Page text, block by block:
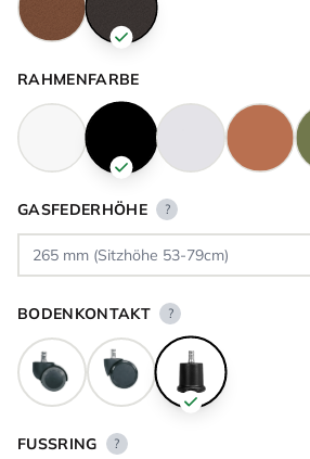
RAHMENFARBE
GASFEDERHÖHE ?
BODENKONTAKT ?
FUSSRING ?